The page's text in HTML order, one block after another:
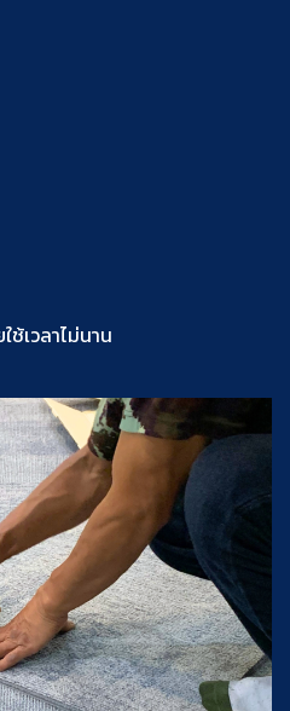
ช้เวลาไม่นาน